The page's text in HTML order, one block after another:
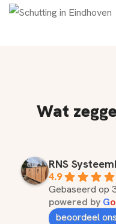
Wat
RNS
4.9
Gebaseerd op
powered by Go
beoordeel